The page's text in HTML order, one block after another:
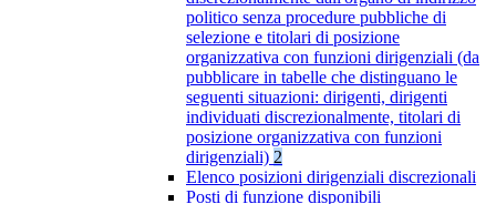
politico senza procedure pubbliche di
selezione e titolari di posizione
organizzativa con funzioni dirigenziali (da
pubblicare in tabelle che distinguano le
seguenti situazioni: dirigenti, dirigenti
individuati discrezionalmente, titolari di
posizione organizzativa con funzioni
dirigenziali) 2
Elenco posizioni dirigenziali discrezionali
Posti di funzione disponibili